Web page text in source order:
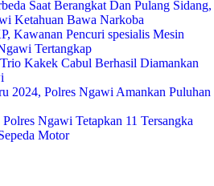
Saat Berangkat Dan Pulang Sidang,
Ketahuan Bawa Narkoba
Kawanan Pencuri spesialis Mesin
Tertangkap
Kakek Cabul Berhasil Diamankan
2024, Polres Ngawi Amankan Puluhan
Ngawi Tetapkan 11 Tersangka
Motor